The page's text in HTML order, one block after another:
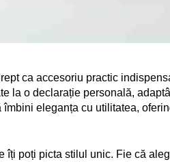
ca accesoriu practic
la o declarație personală,
eleganța cu utilitatea,
îți poți picta stilul unic. Fie că